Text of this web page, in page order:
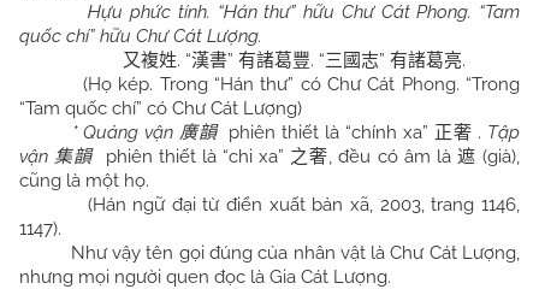
Hựu phức tính. “Hán thư” hữu ChưCát Phong. “Tam
quốc chí” hữu ChưCát Lượng.
又複姓. “漢書” 有諸葛豐. “三國志” 有諸葛亮.
(Họ kép. Trong “Hán thư” có Chư Cát Phong. “Trong
“Tam quốc chí” có Chư Cát Lượng)
* Quảng vận 廣韻phiên thiết là “chính xa” 正奢 . Tập
vận 集韻 phiên thiết là “chi xa” 之奢, đều có âm là 遮 (già),
cũng là một họ.
(Hán ngữ đại từ điển xuất bản xã, 2003, trang 1146,
1147).
Như vậy tên gọi đúng của nhân vật là Chư Cát Lượng,
nhưng mọi người quen đọc là Gia Cát Lượng.